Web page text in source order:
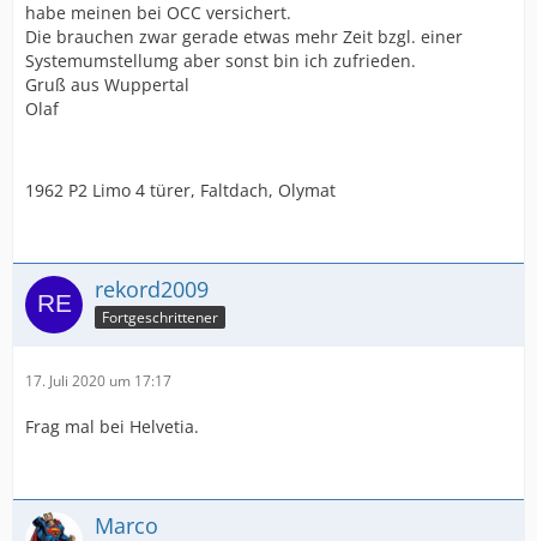
habe meinen bei OCC versichert.
Die brauchen zwar gerade etwas mehr Zeit bzgl. einer
Systemumstellumg aber sonst bin ich zufrieden.
Gruß aus Wuppertal
Olaf
1962 P2 Limo 4 türer, Faltdach, Olymat
rekord2009
Fortgeschrittener
17. Juli 2020 um 17:17
Frag mal bei Helvetia.
Marco